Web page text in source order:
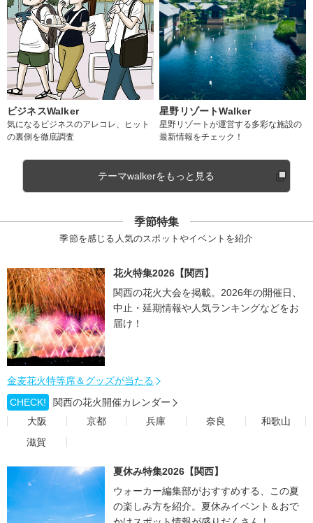
ビジネスWalker
気になるビジネスのアレコレ、ヒット
の裏側を徹底調査
星野リゾートWalker
星野リゾートが運営する多彩な施設の
最新情報をチェック！
テーマwalkerをもっと見る
季節特集
季節を感じる人気のスポットやイベントを紹介
花火特集2026【関西】
関西の花火大会を掲載。2026年の開催日、
中止・延期情報や人気ランキングなどをお
届け！
金麦花火特等席＆グッズが当たる
CHECK!
関西の花火開催カレンダー
大阪
京都 兵庫 奈良
和歌山
滋賀
夏休み特集2026【関西】
ウォーカー編集部がおすすめする、この夏
の楽しみ方を紹介。夏休みイベント＆おで